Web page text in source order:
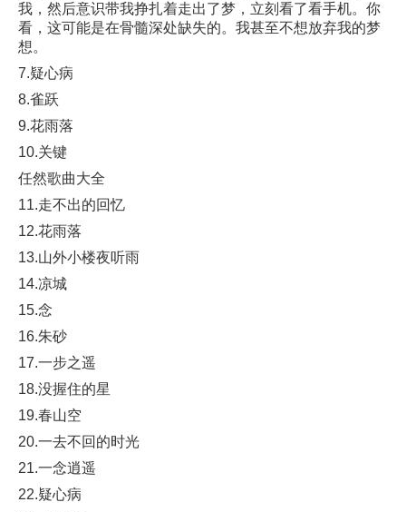
我，然后意识带我挣扎着走出了梦，立刻看了看手机。你
看，这可能是在骨髓深处缺失的。我甚至不想放弃我的梦
想。
7.疑心病
8.雀跃
9.花雨落
10.关键
任然歌曲大全
11.走不出的回忆
12.花雨落
13.山外小楼夜听雨
14.凉城
15.念
16.朱砂
17.一步之遥
18.没握住的星
19.春山空
20.一去不回的时光
21.一念逍遥
22.疑心病